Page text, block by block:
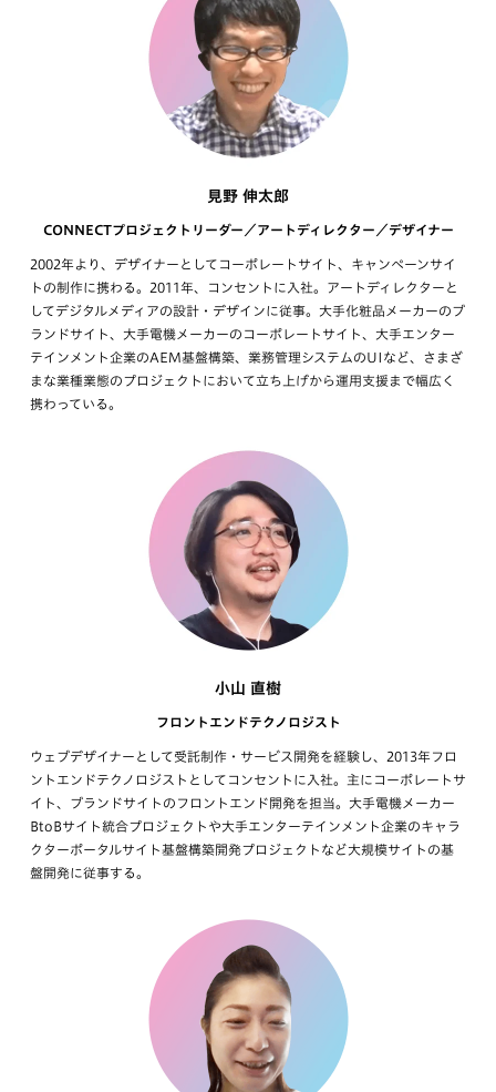
見野 伸太郎
CONNECTプロジェクトリーダー／アートディレクター／デザイナー
2002年より、デザイナーとしてコーポレートサイト、キャンペーンサイ
トの制作に携わる。2011年、コンセントに入社。アートディレクターと
してデジタルメディアの設計・デザインに従事。大手化粧品メーカーのブ
ランドサイト、大手電機メーカーのコーポレートサイト、大手エンター
テインメント企業のAEM基盤構築、業務管理システムのUIなど、さまざ
まな業種業態のプロジェクトにおいて立ち上げから運用支援まで幅広く
携わっている。
小山 直樹
フロントエンドテクノロジスト
ウェブデザイナーとして受託制作・サービス開発を経験し、2013年フロ
ントエンドテクノロジストとしてコンセントに入社。主にコーポレートサ
イト、ブランドサイトのフロントエンド開発を担当。大手電機メーカー
BtoBサイト統合プロジェクトや大手エンターテインメント企業のキャラ
クターポータルサイト基盤構築開発プロジェクトなど大規模サイトの基
盤開発に従事する。